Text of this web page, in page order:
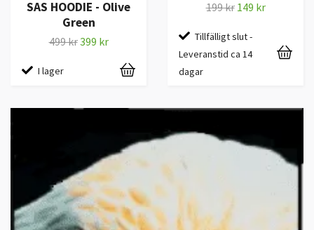
SAS HOODIE - Olive
Green
499 kr399 kr
I lager
199 kr 149 kr
Tillfälligt slut -
Leveranstid ca 14
dagar